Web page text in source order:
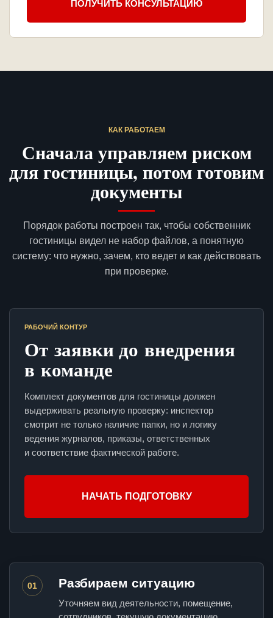
ПОЛУЧИТЬ КОНСУЛЬТАЦИЮ
КАК РАБОТАЕМ
Сначала управляем риском
для гостиницы, потом готовим
документы
Порядок работы построен так, чтобы собственник
гостиницы видел не набор файлов, а понятную
систему: что нужно, зачем, кто ведет и как действовать
при проверке.
РАБОЧИЙ КОНТУР
От заявки до внедрения
в команде
Комплект документов для гостиницы должен
выдерживать реальную проверку: инспектор
смотрит не только наличие папки, но и логику
ведения журналов, приказы, ответственных
и соответствие фактической работе.
НАЧАТЬ ПОДГОТОВКУ
01 Разбираем ситуацию
Уточняем вид деятельности, помещение,